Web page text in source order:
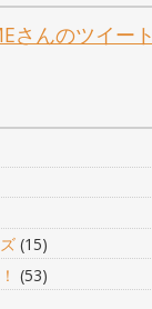
さんのツイート
(15)
(53)